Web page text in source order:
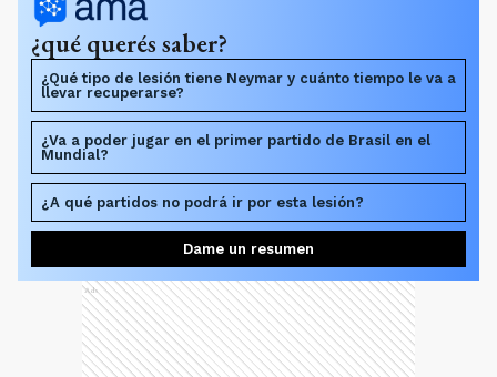
¿qué querés saber?
¿Qué tipo de lesión tiene Neymar y cuánto tiempo le va a
llevar recuperarse?
¿Va a poder jugar en el primer partido de Brasil en el
Mundial?
¿A qué partidos no podrá ir por esta lesión?
Dame un resumen
Ads